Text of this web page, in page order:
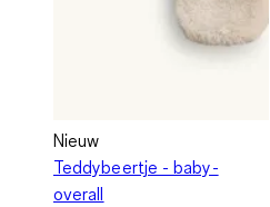
Nieuw
Teddybeertje - baby-
overall